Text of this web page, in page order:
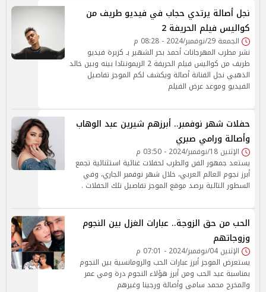
نجل أصالة يرتدي حجاب في فيديو طريف من
كواليس فيلم الحريفة 2
الجمعة 29/نوفمبر/2024 - 08:28 م
نشر مطرب المهرجانات أحمد بحر الشهير بـ كزبرة فيديو
طريف من كواليس فيلم الحريفة 2 الريمونتادا بينه وبين خالد
الذهبي نجل الفنانة أصالة ويكشف لكم الموجز تفاصيل
الفيديو وموعد عرض الفيلم
حفلات شهر نوفمبر.. أبرزهم شيرين عبد الوهاب
وأصالة ورامي صبري
الإثنين 18/نوفمبر/2024 - 03:50 م
يستعد جمهور الفن والطرب لحفلات غنائية استثنائية تجمع
أبرز نجوم العالم العربي، خلال شهر نوفمبر الجاري، وفي
السطور التالية يرصد موقع الموجز تفاصيل تلك الحفلات .
الحب من حق الزوجة.. عبارات الغزل بين النجوم
وزوجاتهم
الإثنين 04/نوفمبر/2024 - 07:01 م
يستعرض الموجز أبرز عبارات الحب والرومانسية بين النجوم
بمناسبة عيد الحب ومن أبرز هؤلاء النجوم درة ومي عمر
والمخرج محمد سامى وأصالة ورجينا وغيرهم